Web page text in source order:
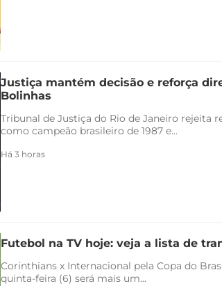
Justiça mantém decisão e reforça
Bolinhas
Tribunal de Justiça do Rio de Janeiro rejeita
como campeão brasileiro de 1987 e...
Há 3 horas
Futebol na TV hoje: veja a lista de
Corinthians x Internacional pela Copa do
quinta-feira (6) será mais um...